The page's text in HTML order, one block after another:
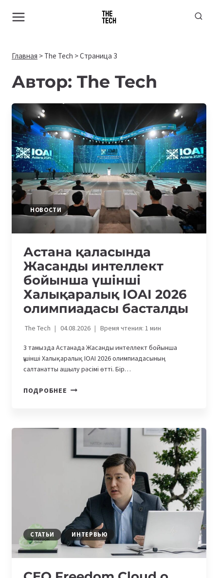
Главная > The Tech >Страница 3
Автор: The Tech
НОВОСТИ
Астана қаласында
Жасанды интеллект
бойынша үшінші
Халықаралық IOAI 2026
олимпиадасы басталды
The Tech 04.08.2026 Время чтения: 1мин
3 тамызда Астанада Жасанды интеллект бойынша
үшінші Халықаралық IOAI 2026 олимпиадасының
салтанатты ашылу рәсімі өтті. Бір…
ПОДРОБНЕЕ АСТАНА
БОЙЫНША
ҮШІНШІ
ХАЛЫҚАРАЛЫҚ
ОЛИМПИАДАСЫ
БАСТАЛДЫ
СТАТЬИ ИНТЕРВЬЮ